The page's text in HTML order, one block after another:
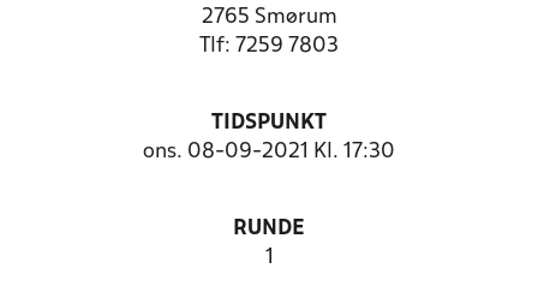
2765 Smørum
Tlf: 7259 7803
TIDSPUNKT
ons. 08-09-2021 Kl. 17:30
RUNDE
1